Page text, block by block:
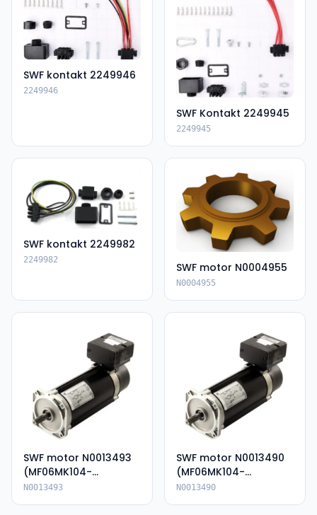
SWF kontakt 2249946
2249946
SWF Kontakt 2249945
2249945
SWF kontakt 2249982
2249982
SWF motor N0004955
N0004955
SWF motor N0013493
(MF06MK104-
136P85054-KIP66)
N0013493
SWF motor N0013490
(MF06MK104-
136P85054E-IP66)
N0013490